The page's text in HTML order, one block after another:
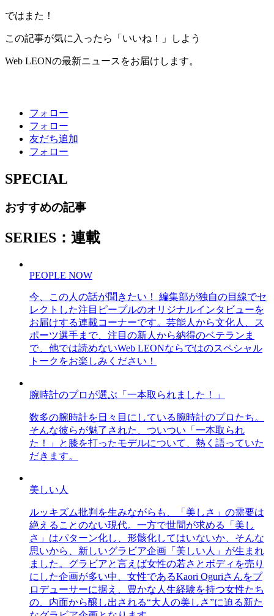
ではまた！
この記事が気に入ったら「いいね！」しよう
Web LEONの最新ニュースをお届けします。
フォロー
フォロー
友だち追加
フォロー
SPECIAL
おすすめの記事
SERIES：連載
PEOPLE NOW
今、この人の話が聞きたい！ 編集部が独自の目線でセ
レクトした注目ピープルのオリジナルインタビューを
お届けする連載コーナーです。芸能人から文化人、ス
ポーツ選手まで、注目の新人から納得のベテランま
で、他では読めないWeb LEONならではのスペシャル
トークをお楽しみください！
腕時計のプロが選ぶ「一本取られました！」
数多の腕時計を日々目にしている腕時計のプロたち。
そんな彼らが魅了された、ついつい「一本取られ
た！」と膝を打ったモデルについて、熱く語っていた
だきます。
美しい人
ルッキズム批判を生みながらも、「美しさ」の需要は
絶えることのない現代。一方で世間が求める「美し
さ」はパターン化し、形骸化してはいないか、そんな
思いから、新しいグラビア企画「美しい人」が生まれ
ました。グラビアと言えば女性の若さとボディを売り
にした企画が多い中、女性であるKaori Oguriさんをプ
ロデューサーに据え、豊かな人生経験を持つ女性たち
の、内面から醸し出される“大人の美しさ”に迫る新た